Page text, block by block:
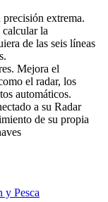
extrema.
la
de las seis líneas
Mejora el
el radar, los
automáticos.
a su Radar
de su propia
y Pesca